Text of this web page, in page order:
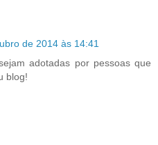
de 2014 às 14:41
adotadas por pessoas que
blog!